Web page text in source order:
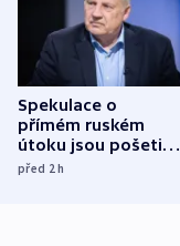
Spekulace o
přímém ruském
útoku jsou pošetilé,
míní estonský
před 2h